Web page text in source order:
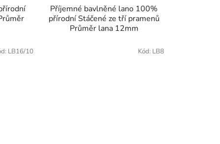
Příjemné bavlněné lano 100%
přírodní Stáčené ze tří pramenů
Průměr lana 12mm
LB16/10 Kód: LB8